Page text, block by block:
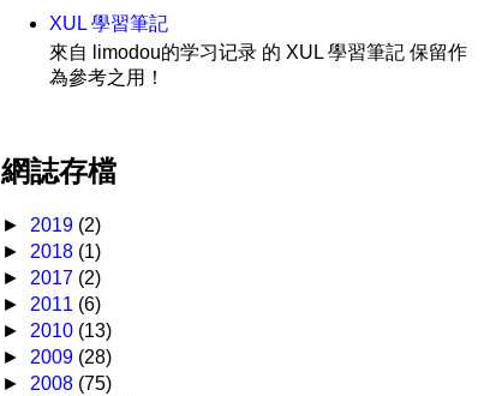
XUL 學習筆記
來自 limodou的学习记录 的 XUL 學習筆記 保留作
為參考之用！
網誌存檔
► 2019 (2)
► 2018 (1)
► 2017 (2)
► 2011 (6)
► 2010 (13)
► 2009 (28)
► 2008 (75)